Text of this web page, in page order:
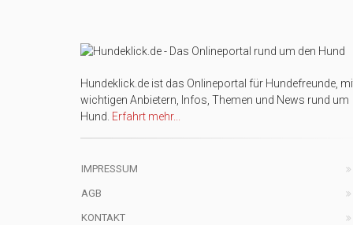
Hundeklick.de ist das Onlineportal für Hundefreunde,
wichtigen Anbietern, Infos, Themen und News rund um
Hund. Erfahrt mehr...
IMPRESSUM
AGB
KONTAKT